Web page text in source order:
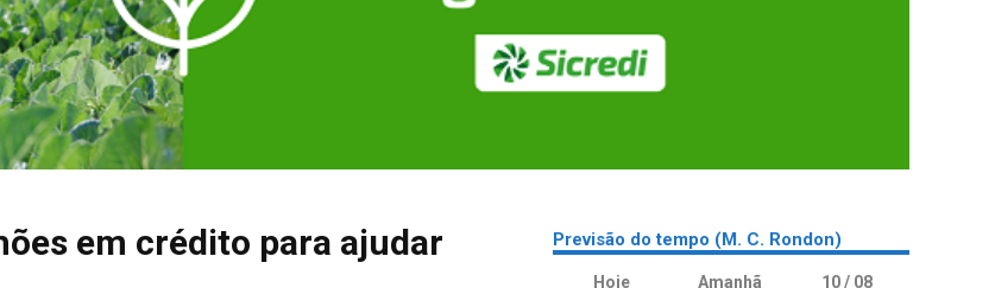
em crédito para ajudar
Previsão do tempo (M. C. Rondon)
Hoje Amanhã 10 / 08